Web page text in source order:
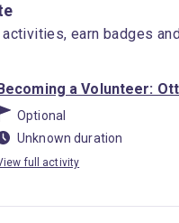
earn badges
a Volunteer:
Optional
Unknown duration
full activity